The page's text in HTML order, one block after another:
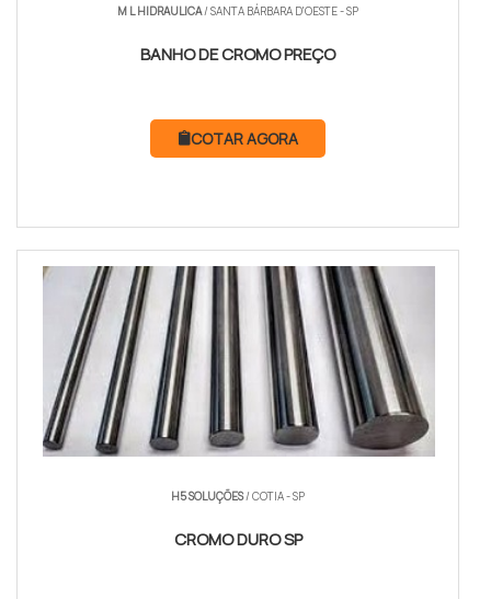
M L HIDRAULICA/ SANTA BÁRBARA D'OESTE - SP
BANHO DE CROMO PREÇO
COTAR AGORA
H5 SOLUÇÕES/ COTIA - SP
CROMO DURO SP